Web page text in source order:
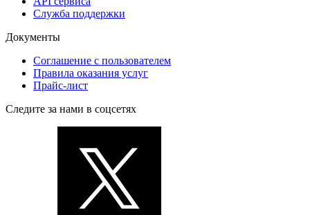
Служба поддержки
Документы
Соглашение с пользователем
Правила оказания услуг
Прайс-лист
Следите за нами в соцсетях